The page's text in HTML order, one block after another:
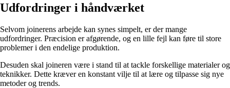
Udfordringer i håndværket
Selvom joinerens arbejde kan synes simpelt, er der mange
udfordringer. Præcision er afgørende, og en lille fejl kan føre til store
problemer i den endelige produktion.
Desuden skal joineren være i stand til at tackle forskellige materialer og
teknikker. Dette kræver en konstant vilje til at lære og tilpasse sig nye
metoder og trends.